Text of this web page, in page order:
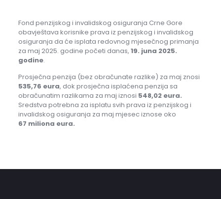
Fond penzijskog i invalidskog osiguranja Crne Gore
obavještava korisnike prava iz penzijskog i invalidskog
osiguranja da će isplata redovnog mjesečnog primanja
za maj 2025. godine početi danas, 19. juna 2025.
godine.
Prosječna penzija (bez obračunate razlike) za maj znosi
535,76 eura, dok prosječna isplaćena penzija sa
obračunatim razlikama za maj iznosi 548,02 eura.
Sredstva potrebna za isplatu svih prava iz penzijskog i
invalidskog osiguranja za maj mjesec iznose oko
67 miliona eura.